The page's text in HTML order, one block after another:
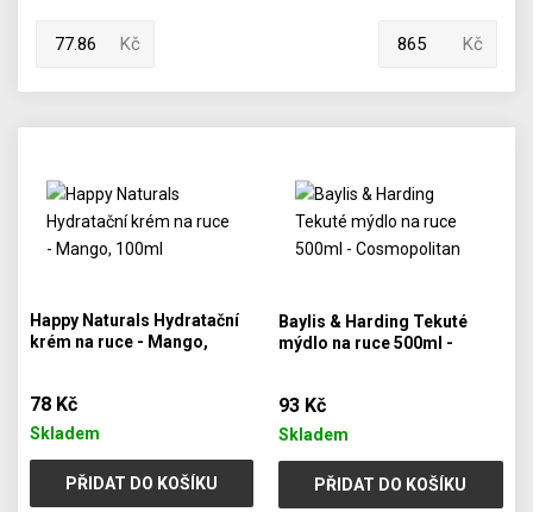
Kč Kč
Happy Naturals Hydratační
krém na ruce - Mango,
78 Kč
Skladem
PŘIDAT DO KOŠÍKU
Baylis & Harding Tekuté
mýdlo na ruce 500ml -
93 Kč
Skladem
PŘIDAT DO KOŠÍKU